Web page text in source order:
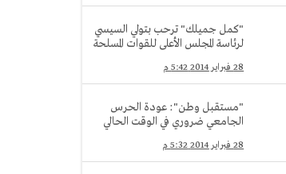
"كمل جميلك" ترحب بتولي السيسي
لرئاسة المجلس الأعلى للقوات المسلحة
28 فبراير 2014 5:42 م
"مستقبل وطن": عودة الحرس
الجامعي ضروري في الوقت الحالي
28 فبراير 2014 5:32 م